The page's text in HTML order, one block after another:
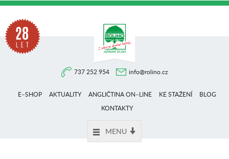
737 252 954 info@rolino.cz
E–SHOP AKTUALITY ANGLIČTINA ON–LINE KE STAŽENÍ
BLOG
KONTAKTY
MENU